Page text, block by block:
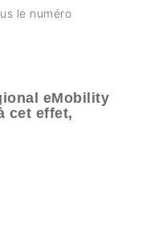
le numéro
eMobility
cet effet,